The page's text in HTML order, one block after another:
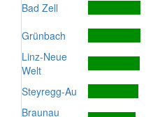
Bad Zell
Grünbach
Linz-Neue
Welt
Steyregg-Au
Braunau